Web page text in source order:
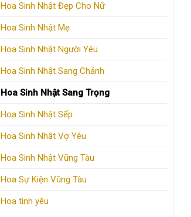
Hoa Sinh Nhật Đẹp Cho Nữ
Hoa Sinh Nhật Mẹ
Hoa Sinh Nhật Người Yêu
Hoa Sinh Nhật Sang Chảnh
Hoa Sinh Nhật Sang Trọng
Hoa Sinh Nhật Sếp
Hoa Sinh Nhật Vợ Yêu
Hoa Sinh Nhật Vũng Tàu
Hoa Sự Kiện Vũng Tàu
Hoa tình yêu